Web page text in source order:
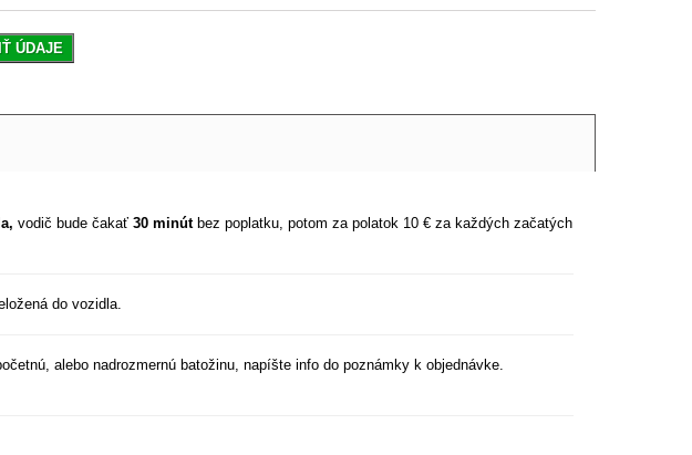
ÚDAJE
vodič bude čakať 30 minút bez poplatku, potom za polatok 10 € za každých začatých
do vozidla.
alebo nadrozmernú batožinu, napíšte info do poznámky k objednávke.